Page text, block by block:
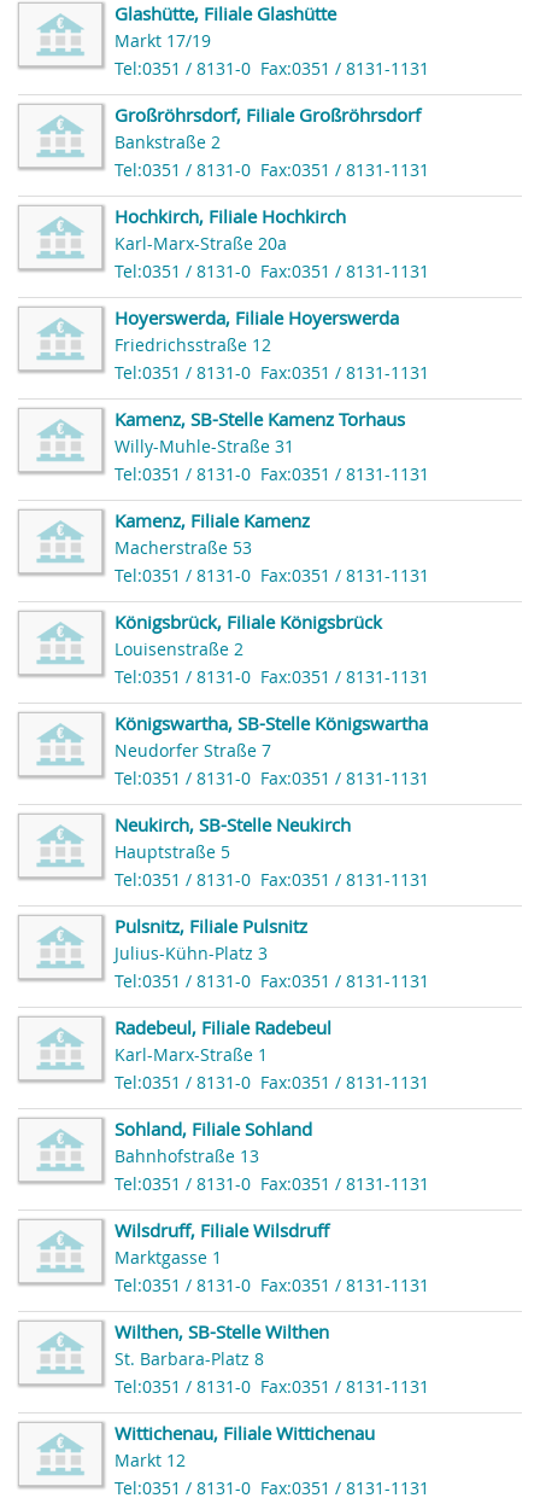
Glashütte, Filiale Glashütte
Markt 17/19
Tel:0351 / 8131-0 Fax:0351 / 8131-1131
Großröhrsdorf, Filiale Großröhrsdorf
Bankstraße 2
Tel:0351 / 8131-0 Fax:0351 / 8131-1131
Hochkirch, Filiale Hochkirch
Karl-Marx-Straße 20a
Tel:0351 / 8131-0 Fax:0351 / 8131-1131
Hoyerswerda, Filiale Hoyerswerda
Friedrichsstraße 12
Tel:0351 / 8131-0 Fax:0351 / 8131-1131
Kamenz, SB-Stelle Kamenz Torhaus
Willy-Muhle-Straße 31
Tel:0351 / 8131-0 Fax:0351 / 8131-1131
Kamenz, Filiale Kamenz
Macherstraße 53
Tel:0351 / 8131-0 Fax:0351 / 8131-1131
Königsbrück, Filiale Königsbrück
Louisenstraße 2
Tel:0351 / 8131-0 Fax:0351 / 8131-1131
Königswartha, SB-Stelle Königswartha
Neudorfer Straße 7
Tel:0351 / 8131-0 Fax:0351 / 8131-1131
Neukirch, SB-Stelle Neukirch
Hauptstraße 5
Tel:0351 / 8131-0 Fax:0351 / 8131-1131
Pulsnitz, Filiale Pulsnitz
Julius-Kühn-Platz 3
Tel:0351 / 8131-0 Fax:0351 / 8131-1131
Radebeul, Filiale Radebeul
Karl-Marx-Straße 1
Tel:0351 / 8131-0 Fax:0351 / 8131-1131
Sohland, Filiale Sohland
Bahnhofstraße 13
Tel:0351 / 8131-0 Fax:0351 / 8131-1131
Wilsdruff, Filiale Wilsdruff
Marktgasse 1
Tel:0351 / 8131-0 Fax:0351 / 8131-1131
Wilthen, SB-Stelle Wilthen
St. Barbara-Platz 8
Tel:0351 / 8131-0 Fax:0351 / 8131-1131
Wittichenau, Filiale Wittichenau
Markt 12
Tel:0351 / 8131-0 Fax:0351 / 8131-1131